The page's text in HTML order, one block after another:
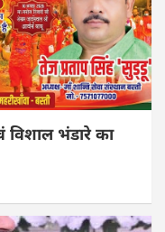
भंडारे का